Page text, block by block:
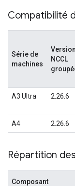
Compatibilité
Série de
machines
Version
NCCL
A3 Ultra 2.26.6
A4 2.26.6
Répartition
Composant